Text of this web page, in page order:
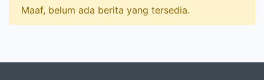
Maaf, belum ada berita yang tersedia.